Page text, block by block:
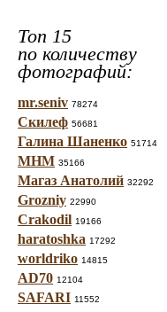
Топ 15
по количеству
фотографий:
mr.seniv 78274
Скилеф 56681
Галина Шаненко 51714
МНМ 35166
Магаз Анатолий 32292
Grozniy 22990
Crakodil 19166
haratoshka 17292
worldriko 14815
AD70 12104
SAFARI 11552